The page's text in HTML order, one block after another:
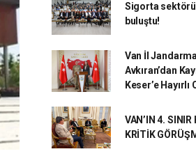
Sigorta sektörü
buluştu!
Van İl
Avkıran’dan
Keser’e
VAN’IN 4. SINIR
KRİTİK